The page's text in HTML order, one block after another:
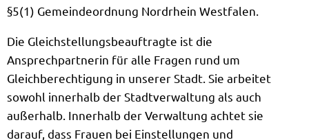
§5(1) Gemeindeordnung Nordrhein Westfalen.
Die Gleichstellungsbeauftragte ist die
Ansprechpartnerin für alle Fragen rund um
Gleichberechtigung in unserer Stadt. Sie arbeitet
sowohl innerhalb der Stadtverwaltung als auch
außerhalb. Innerhalb der Verwaltung achtet sie
darauf, dass Frauen bei Einstellungen und